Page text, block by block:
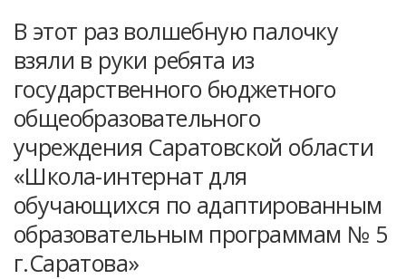
В этот раз волшебную палочку
взяли в руки ребята из
государственного бюджетного
общеобразовательного
учреждения Саратовской области
«Школа-интернат для
обучающихся по адаптированным
образовательным программам № 5
г.Саратова»